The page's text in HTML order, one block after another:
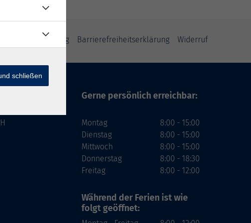
Barrierefreiheitserklärung Widerruf
Gerne persönlich erreichbar:
Montag
Dienstag
Mittwoch
Donnerstag
Freitag
8:00 - 15:00
8:00 - 15:00
8:00 - 15:00
8:00 - 18:30
8:00 - 12:00
Während der Ferien ist wie
folgt geöffnet:
schließen